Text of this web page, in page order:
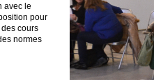
avec le
pour
cours
normes